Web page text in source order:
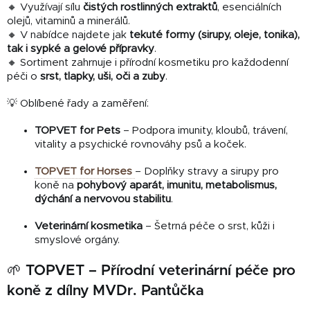
🔸 Využívají sílu čistých rostlinných extraktů, esenciálních
olejů, vitaminů a minerálů.
🔸 V nabídce najdete jak tekuté formy (sirupy, oleje, tonika),
tak i sypké a gelové přípravky.
🔸 Sortiment zahrnuje i přírodní kosmetiku pro každodenní
péči o srst, tlapky, uši, oči a zuby.
💡 Oblíbené řady a zaměření:
TOPVET for Pets – Podpora imunity, kloubů, trávení,
vitality a psychické rovnováhy psů a koček.
TOPVET for Horses – Doplňky stravy a sirupy pro
koně na pohybový aparát, imunitu, metabolismus,
dýchání a nervovou stabilitu.
Veterinární kosmetika – Šetrná péče o srst, kůži i
smyslové orgány.
🌱 TOPVET – Přírodní veterinární péče pro
koně z dílny MVDr. Pantůčka